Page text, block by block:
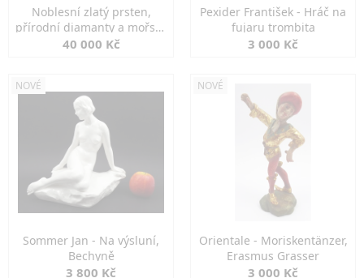
Noblesní zlatý prsten,
přírodní diamanty a mořské
perly
40 000 Kč
Pexider František - Hráč na
fujaru trombita
3 000 Kč
NOVÉ
Sommer Jan - Na výsluní,
Bechyně
3 800 Kč
NOVÉ
Orientale - Moriskentänzer,
Erasmus Grasser
3 000 Kč